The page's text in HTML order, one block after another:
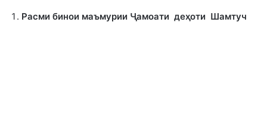
Расми бинои маъмурии Ҷамоати деҳоти Шамтуч